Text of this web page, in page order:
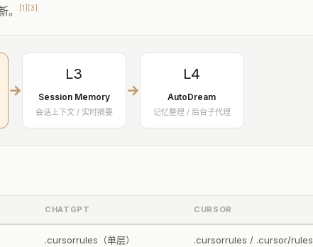
[1] [3]
→
L3
Session Memory
会话上下文 / 实时摘要
→
L4
AutoDream
记忆整理 / 后台子代理
CHATGPT CURSOR
.cursorrules（单层） .cursorrules / .cursor/rules